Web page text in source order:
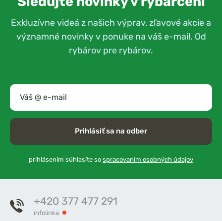
Exkluzívne videá z našich výprav, zľavové akcie a
významné novinky v ponuke na váš e-mail. Od
rybárov pre rybárov.
Prihlásiť sa na odber
prihlásením súhlasíte so spracovaním osobných údajov
+420 377 477 291
infolinka